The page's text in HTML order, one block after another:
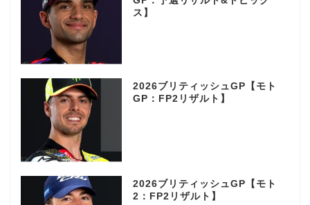
ス】
2026ブリティッシュGP【モト
GP：FP2リザルト】
2026ブリティッシュGP【モト
2：FP2リザルト】